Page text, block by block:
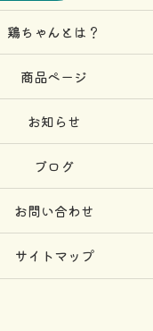
鶏ちゃんとは？
商品ページ
お知らせ
ブログ
お問い合わせ
サイトマップ